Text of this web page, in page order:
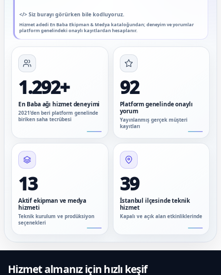
</> Siz burayı görürken bile kodluyoruz.
Hizmet adedi En Baba Ekipman & Medya kataloğundan; deneyim ve yorumlar
platform genelindeki onaylı kayıtlardan hesaplanır.
1.292+
En Baba ağı hizmet deneyimi
2021’den beri platform genelinde
biriken saha tecrübesi
92
Platform genelinde onaylı
yorum
Yayınlanmış gerçek müşteri
kayıtları
13
Aktif ekipman ve medya
hizmeti
Teknik kurulum ve prodüksiyon
seçenekleri
39
İstanbul ilçesinde teknik
hizmet
Kapalı ve açık alan etkinliklerinde
Hizmet almanız için hızlı keşif